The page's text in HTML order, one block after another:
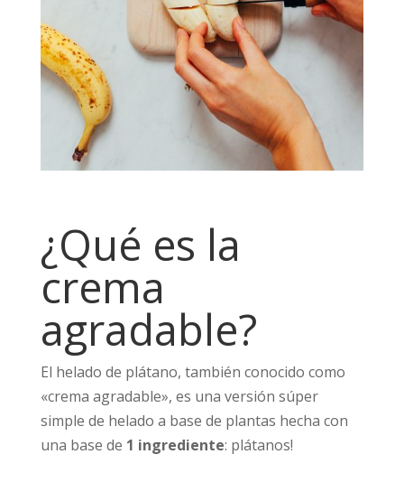
¿Qué es la
crema
agradable?
El helado de plátano, también conocido como
«crema agradable», es una versión súper
simple de helado a base de plantas hecha con
una base de 1 ingrediente: plátanos!